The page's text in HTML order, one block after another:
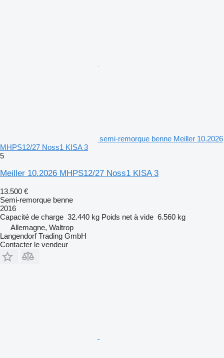
semi-remorque benne Meiller 10.2026
MHPS12/27 Noss1 KISA 3
5
Meiller 10.2026 MHPS12/27 Noss1 KISA 3
13.500 €
Semi-remorque benne
2016
Capacité de charge 32.440 kg Poids net à vide 6.560 kg
Allemagne, Waltrop
Langendorf Trading GmbH
Contacter le vendeur